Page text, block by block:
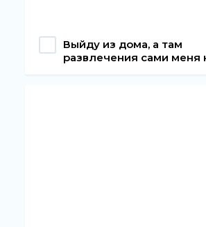
Выйду из дома, а там
развлечения сами меня